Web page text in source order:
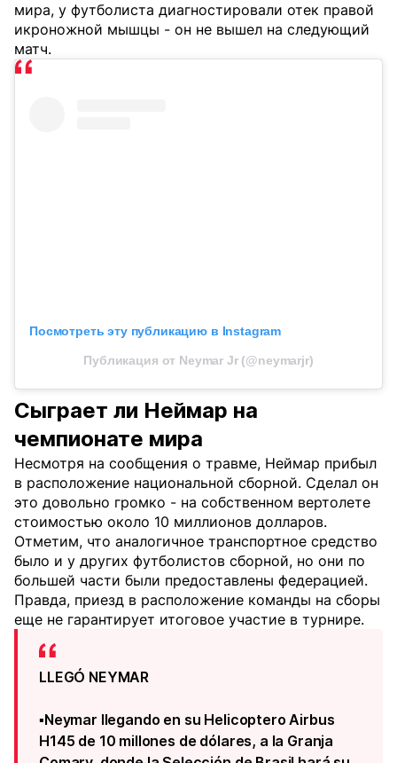
мира, у футболиста диагностировали отек правой
икроножной мышцы - он не вышел на следующий
матч.
Посмотреть эту публикацию в Instagram
Публикация от Neymar Jr (@neymarjr)
Сыграет ли Неймар на
чемпионате мира
Несмотря на сообщения о травме, Неймар прибыл
в расположение национальной сборной. Сделал он
это довольно громко - на собственном вертолете
стоимостью около 10 миллионов долларов.
Отметим, что аналогичное транспортное средство
было и у других футболистов сборной, но они по
большей части были предоставлены федерацией.
Правда, приезд в расположение команды на сборы
еще не гарантирует итоговое участие в турнире.
LLEGÓ NEYMAR
▪️Neymar llegando en su Helicoptero Airbus
H145 de 10 millones de dólares, a la Granja